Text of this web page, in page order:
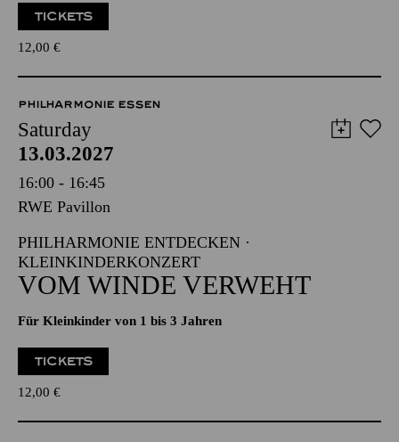
TICKETS
12,00 €
PHILHARMONIE ESSEN
Saturday
13.03.2027
16:00 - 16:45
RWE Pavillon
PHILHARMONIE ENTDECKEN ·
KLEINKINDERKONZERT
VOM WINDE VERWEHT
Für Kleinkinder von 1 bis 3 Jahren
TICKETS
12,00 €